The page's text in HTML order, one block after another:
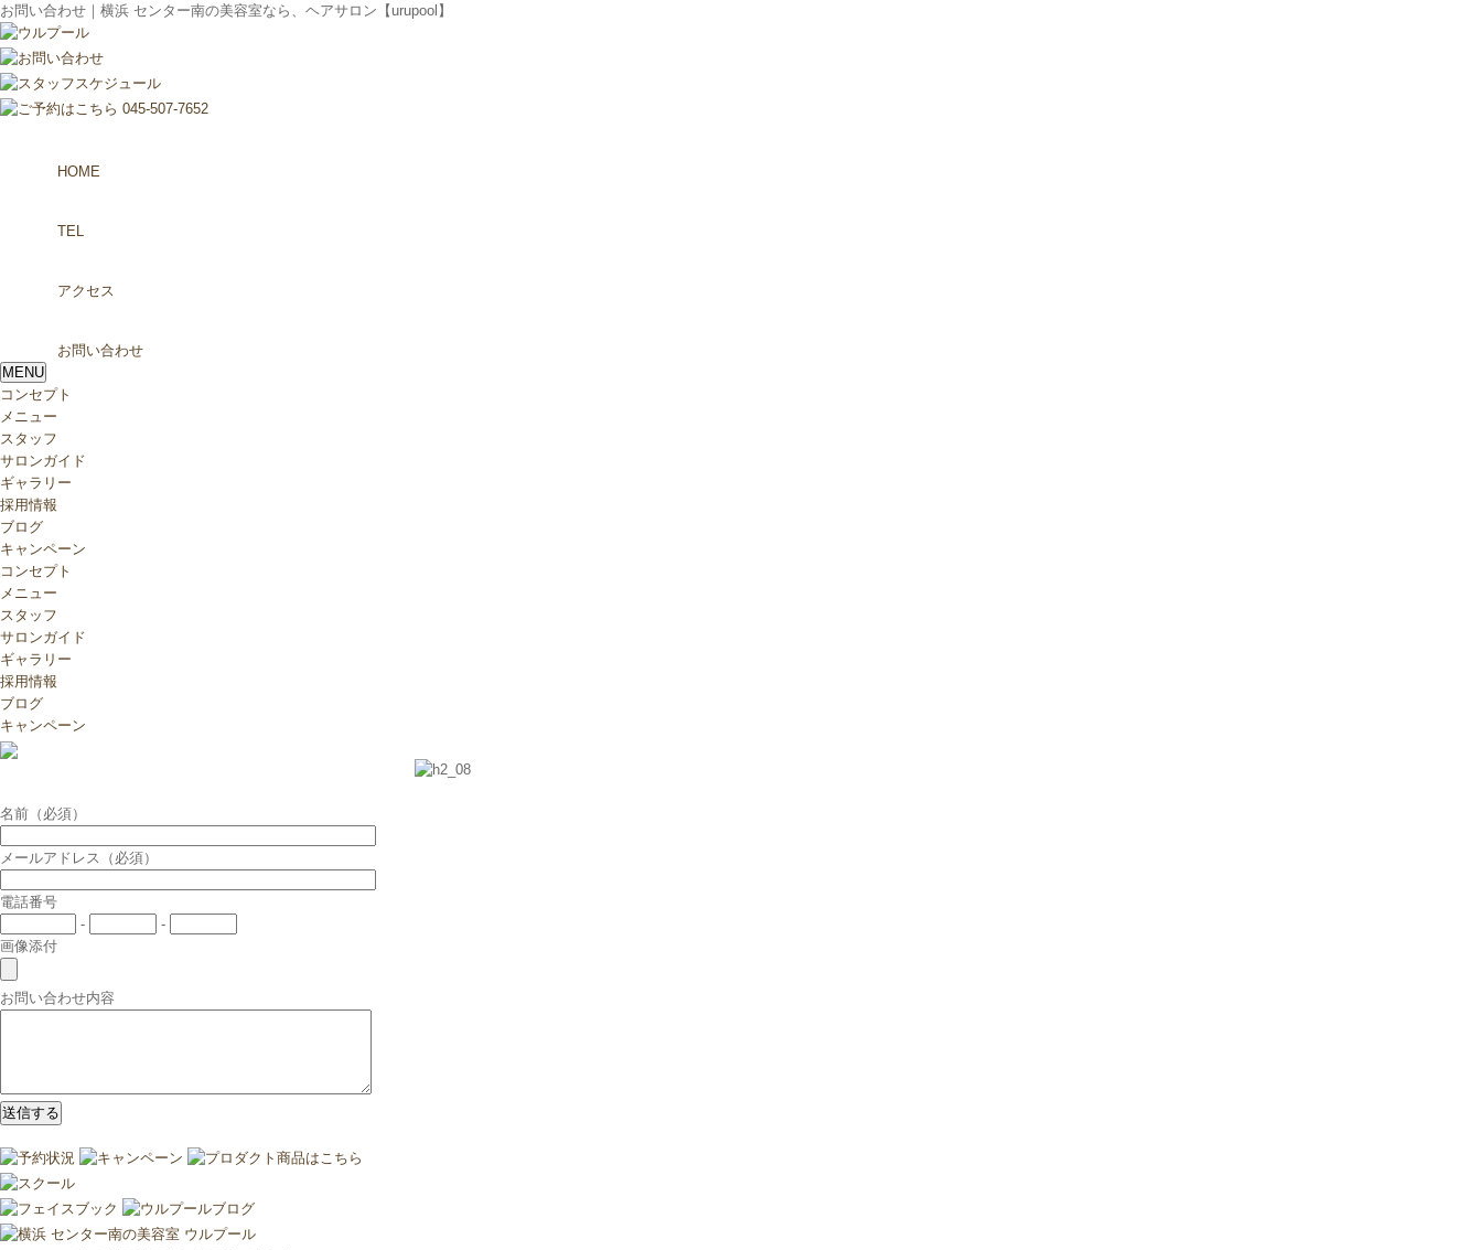
お問い合わせ｜横浜 センター南の美容室なら、ヘアサロン【urupool】
HOME
TEL
アクセス
お問い合わせ
MENU
コンセプト
メニュー
スタッフ
サロンガイド
ギャラリー
採用情報
ブログ
キャンペーン
コンセプト
メニュー
スタッフ
サロンガイド
ギャラリー
採用情報
ブログ
キャンペーン
名前 （必須）
メールアドレス （必須）
電話番号
-
-
画像添付
お問い合わせ内容